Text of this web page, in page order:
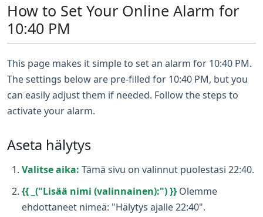
How to Set Your Online Alarm for
10:40 PM
This page makes it simple to set an alarm for 10:40 PM.
The settings below are pre-filled for 10:40 PM, but you
can easily adjust them if needed. Follow the steps to
activate your alarm.
Aseta hälytys
Valitse aika: Tämä sivu on valinnut puolestasi 22:40.
{{ _("Lisää nimi (valinnainen):") }} Olemme
ehdottaneet nimeä: "Hälytys ajalle 22:40".